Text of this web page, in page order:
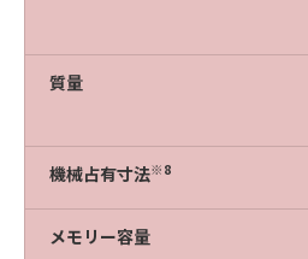
質量
機械占有寸法※8
メモリー容量